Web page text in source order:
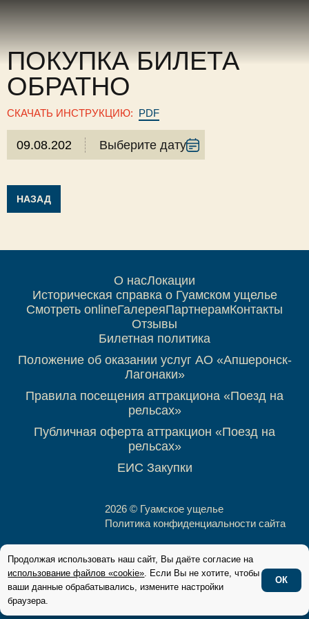
ПОКУПКА БИЛЕТА
ОБРАТНО
СКАЧАТЬ ИНСТРУКЦИЮ: PDF
Выберите дату
НАЗАД
2026 © Гуамское ущелье
Политика конфиденциальности сайта
О насЛокации
Историческая справка о Гуамском ущелье
Смотреть onlineГалереяПартнерамКонтакты
Отзывы
Билетная политика
Положение об оказании услуг АО «Апшеронск-
Лагонаки»
Правила посещения аттракциона «Поезд на
рельсах»
Публичная оферта аттракцион «Поезд на
рельсах»
ЕИС Закупки
Продолжая использовать наш сайт, Вы даёте согласие на
использование файлов «cookie» . Если Вы не хотите, чтобы
ваши данные обрабатывались, измените настройки
браузера.
ОК